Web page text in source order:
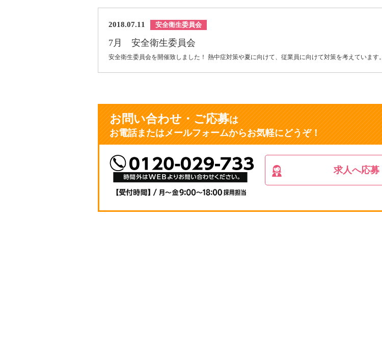
2018.07.11 安全衛生委員会
7月 安全衛生委員会
安全衛生委員会を開催致しました！ 熱中症対策や夏に向けて、従業員に向けて対策を考えています。
お問い合わせ・ご応募は
お電話またはメールフォームからお気軽にどうぞ！
求人へ応募